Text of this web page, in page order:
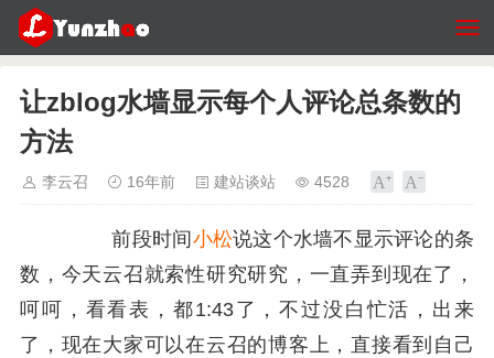
让zblog水墙显示每个人评论总条数的
方法
李云召 16年前 建站谈站 4528
前段时间 小松说这个水墙不显示评论的条
数，今天云召就索性研究研究，一直弄到现在了，
呵呵，看看表，都1:43了，不过没白忙活，出来
了，现在大家可以在云召的博客上，直接看到自己